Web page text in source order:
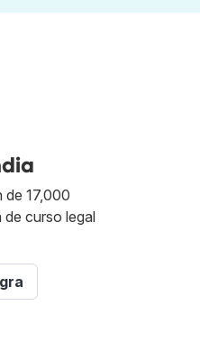
de 17,000
de curso legal